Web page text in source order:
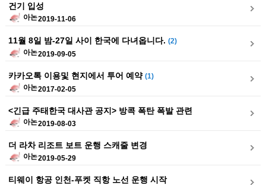
건기 입성
아논2019-11-06
11월 8일 밤-27일 사이 한국에 다녀옵니다. (2)
아논2019-09-05
카카오톡 이용및 현지에서 투어 예약 (1)
아논2017-02-05
<긴급 주태한국 대사관 공지> 방콕 폭탄 폭발 관련
아논2019-08-03
더 라차 리조트 보트 운행 스캐줄 변경
아논2019-05-29
티웨이 항공 인천-푸켓 직항 노선 운행 시작